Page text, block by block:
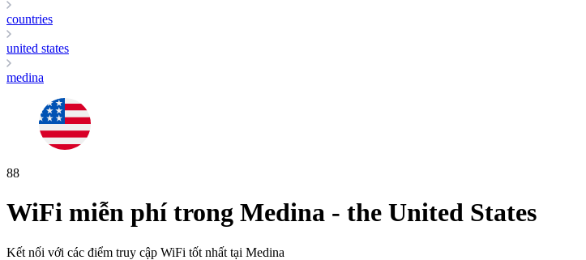
countries
united states
medina
88
WiFi miễn phí trong Medina - the United States
Kết nối với các điểm truy cập WiFi tốt nhất tại Medina